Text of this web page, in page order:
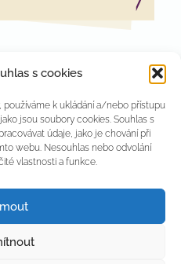
s cookies
k ukládání a/nebo přístupu
jsou soubory cookies. Souhlas s
údaje, jako je chování při
webu. Nesouhlas nebo odvolání
vlastnosti a funkce.